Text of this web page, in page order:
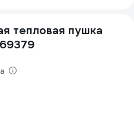
тепловая пушка